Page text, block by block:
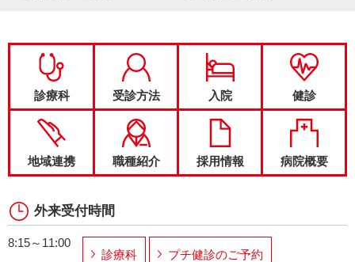
診療科 受診方法 入院 健診
地域連携 職種紹介 採用情報 病院概要
外来受付時間
8:15～11:00
診療科
プチ健診のご予約